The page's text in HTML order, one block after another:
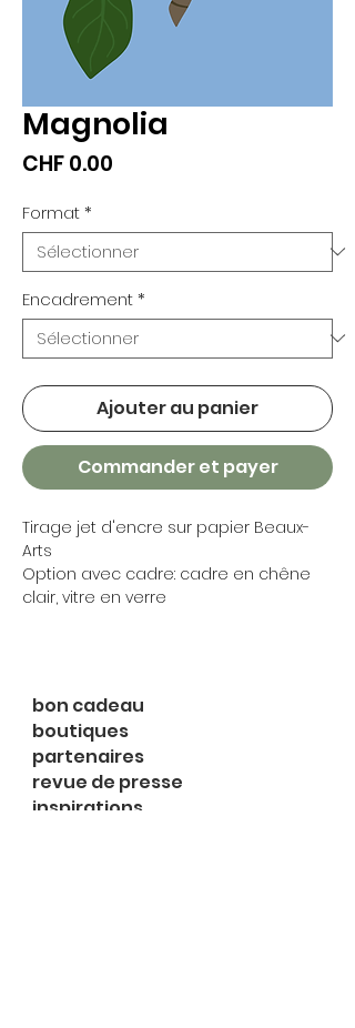
Magnolia
CHF 0.00
Format*
Encadrement*
Ajouter au panier
Commander et payer
Tirage jet d'encre sur papier Beaux-
Arts
Option avec cadre: cadre en chêne
clair, vitre en verre
bon cadeau
boutiques
partenaires
revue de presse
inspirations